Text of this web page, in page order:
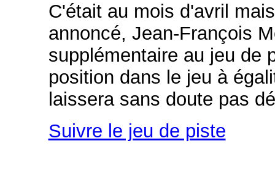
C'était au mois d'avril
annoncé, Jean-François
supplémentaire au jeu de
position dans le jeu à
laissera sans doute pas
Suivre le jeu de piste